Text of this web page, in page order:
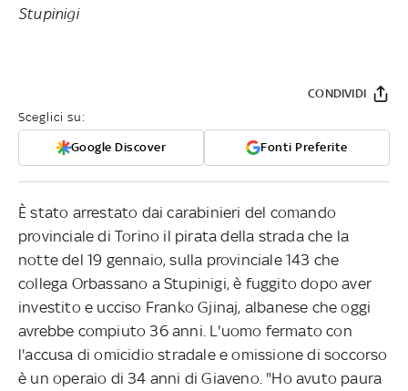
Stupinigi
Sceglici su:
Google Discover Fonti Preferite
CONDIVIDI
È stato arrestato dai carabinieri del comando
provinciale di Torino il pirata della strada che la
notte del 19 gennaio, sulla provinciale 143 che
collega Orbassano a Stupinigi, è fuggito dopo aver
investito e ucciso Franko Gjinaj, albanese che oggi
avrebbe compiuto 36 anni. L'uomo fermato con
l'accusa di omicidio stradale e omissione di soccorso
è un operaio di 34 anni di Giaveno. "Ho avuto paura